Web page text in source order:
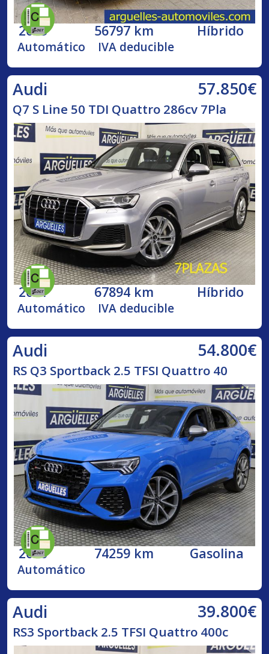
2023 56797 km Híbrido
Automático IVA deducible
Audi 57.850€
Q7 S Line 50 TDI Quattro 286cv 7Pla
2021 67894 km Híbrido
Automático IVA deducible
Audi 54.800€
RS Q3 Sportback 2.5 TFSI Quattro 40
2020 74259 km Gasolina
Automático
Audi 39.800€
RS3 Sportback 2.5 TFSI Quattro 400c